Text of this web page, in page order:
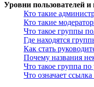
Уровни пользователей
Кто такие
Кто такие
Что такое группы
Где находятся
Как стать
Почему названия
Что такое группа
Что означает